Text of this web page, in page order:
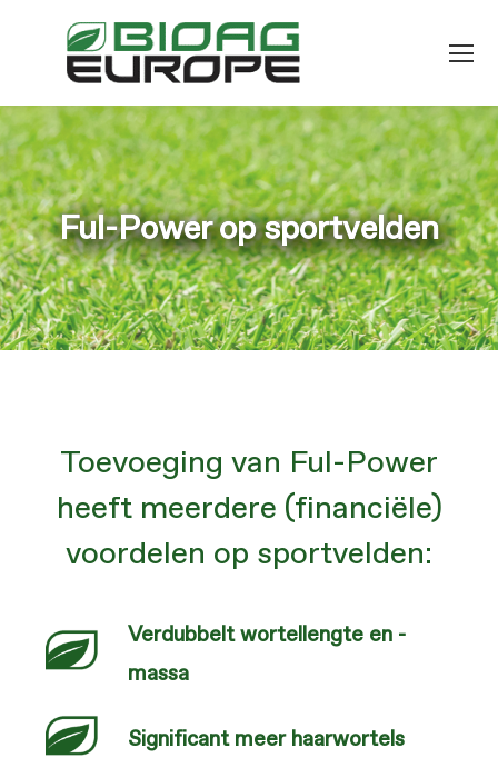
Ful-Power op sportvelden
Je bent hier:
Toevoeging van Ful-Power
heeft meerdere (financiële)
voordelen op sportvelden:
Verdubbelt wortellengte en -
massa
Significant meer haarwortels